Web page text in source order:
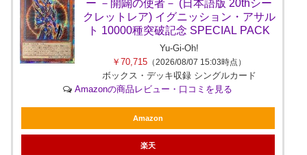
ー －開闢の使者－ (日本語版 20thシー
クレットレア) イグニッション・アサル
ト 10000種突破記念 SPECIAL PACK
Yu-Gi-Oh!
￥70,715 （2026/08/07 15:03時点）
ボックス・デッキ収録 シングルカード
Amazonの商品レビュー・口コミを見る
Amazon
楽天